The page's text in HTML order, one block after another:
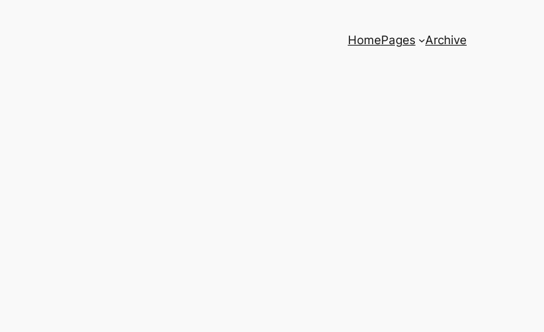
HomePages Archive